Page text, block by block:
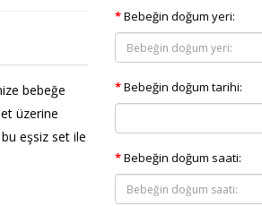
bebeğe
üzerine
eşsiz set ile
Bebeğin doğum yeri:
Bebeğin doğum tarihi:
Bebeğin doğum saati: